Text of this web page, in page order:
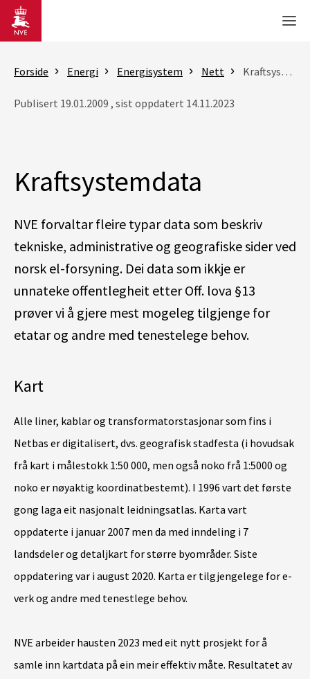
Gå til hovedinnhold
Forside Energi Energisystem Nett Kraftsystemdata
Publisert 19.01.2009 , sist oppdatert 14.11.2023
Kraftsystemdata
NVE forvaltar fleire typar data som beskriv
tekniske, administrative og geografiske sider ved
norsk el-forsyning. Dei data som ikkje er
unnateke offentlegheit etter Off. lova §13
prøver vi å gjere mest mogeleg tilgjenge for
etatar og andre med tenestelege behov.
Kart
Alle liner, kablar og transformatorstasjonar som fins i
Netbas er digitalisert, dvs. geografisk stadfesta (i hovudsak
frå kart i målestokk 1:50 000, men også noko frå 1:5000 og
noko er nøyaktig koordinatbestemt). I 1996 vart det første
gong laga eit nasjonalt leidningsatlas. Karta vart
oppdaterte i januar 2007 men da med inndeling i 7
landsdeler og detaljkart for større byområder. Siste
oppdatering var i august 2020. Karta er tilgjengelege for e-
verk og andre med tenestlege behov.
NVE arbeider hausten 2023 med eit nytt prosjekt for å
samle inn kartdata på ein meir effektiv måte. Resultatet av